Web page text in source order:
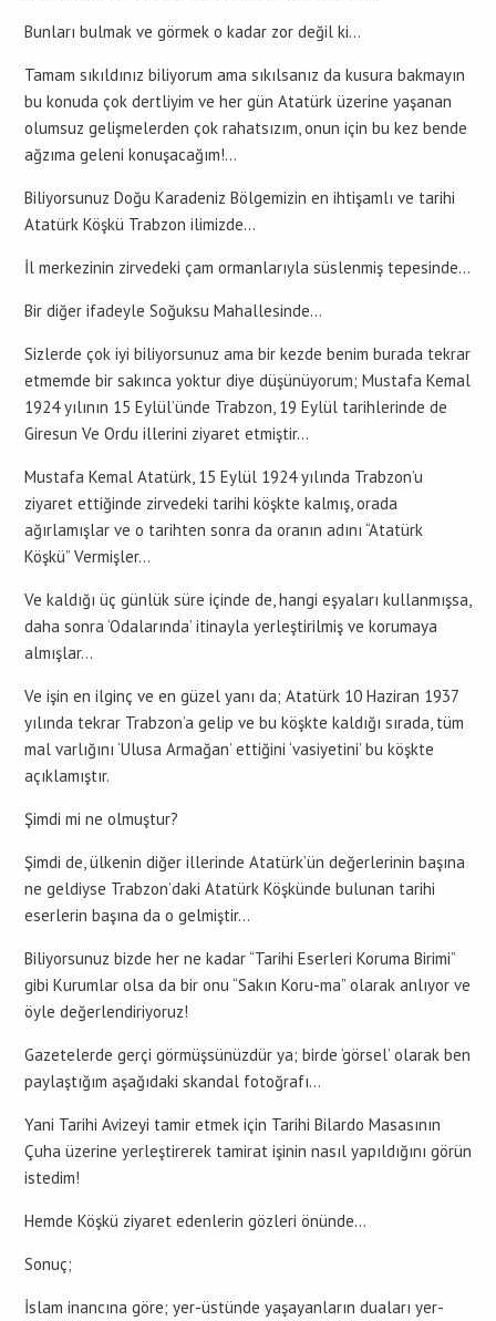
Bunları bulmak ve görmek o kadar zor değil ki…
Tamam sıkıldınız biliyorum ama sıkılsanız da kusura bakmayın
bu konuda çok dertliyim ve her gün Atatürk üzerine yaşanan
olumsuz gelişmelerden çok rahatsızım, onun için bu kez bende
ağzıma geleni konuşacağım!…
Biliyorsunuz Doğu Karadeniz Bölgemizin en ihtişamlı ve tarihi
Atatürk Köşkü Trabzon ilimizde…
İl merkezinin zirvedeki çam ormanlarıyla süslenmiş tepesinde…
Bir diğer ifadeyle Soğuksu Mahallesinde…
Sizlerde çok iyi biliyorsunuz ama bir kezde benim burada tekrar
etmemde bir sakınca yoktur diye düşünüyorum; Mustafa Kemal
1924 yılının 15 Eylül’ünde Trabzon, 19 Eylül tarihlerinde de
Giresun Ve Ordu illerini ziyaret etmiştir…
Mustafa Kemal Atatürk, 15 Eylül 1924 yılında Trabzon’u
ziyaret ettiğinde zirvedeki tarihi köşkte kalmış, orada
ağırlamışlar ve o tarihten sonra da oranın adını “Atatürk
Köşkü” Vermişler…
Ve kaldığı üç günlük süre içinde de, hangi eşyaları kullanmışsa,
daha sonra ‘Odalarında’ itinayla yerleştirilmiş ve korumaya
almışlar…
Ve işin en ilginç ve en güzel yanı da; Atatürk 10 Haziran 1937
yılında tekrar Trabzon’a gelip ve bu köşkte kaldığı sırada, tüm
mal varlığını ‘Ulusa Armağan’ ettiğini ‘vasiyetini’ bu köşkte
açıklamıştır.
Şimdi mi ne olmuştur?
Şimdi de, ülkenin diğer illerinde Atatürk’ün değerlerinin başına
ne geldiyse Trabzon’daki Atatürk Köşkünde bulunan tarihi
eserlerin başına da o gelmiştir…
Biliyorsunuz bizde her ne kadar “Tarihi Eserleri Koruma Birimi”
gibi Kurumlar olsa da bir onu “Sakın Koru-ma” olarak anlıyor ve
öyle değerlendiriyoruz!
Gazetelerde gerçi görmüşsünüzdür ya; birde ‘görsel’ olarak ben
paylaştığım aşağıdaki skandal fotoğrafı…
Yani Tarihi Avizeyi tamir etmek için Tarihi Bilardo Masasının
Çuha üzerine yerleştirerek tamirat işinin nasıl yapıldığını görün
istedim!
Hemde Köşkü ziyaret edenlerin gözleri önünde…
Sonuç;
İslam inancına göre; yer-üstünde yaşayanların duaları yer-